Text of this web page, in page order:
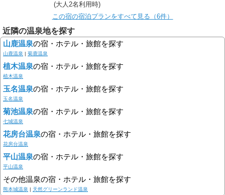
(大人2名利用時)
この宿の宿泊プランをすべて見る（6件）
近隣の温泉地を探す
山鹿温泉の宿・ホテル・旅館を探す
山鹿温泉 | 菊鹿温泉
植木温泉の宿・ホテル・旅館を探す
植木温泉
玉名温泉の宿・ホテル・旅館を探す
玉名温泉
菊池温泉の宿・ホテル・旅館を探す
七城温泉
花房台温泉の宿・ホテル・旅館を探す
花房台温泉
平山温泉の宿・ホテル・旅館を探す
平山温泉
その他温泉の宿・ホテル・旅館を探す
熊本城温泉 | 天然グリーンランド温泉